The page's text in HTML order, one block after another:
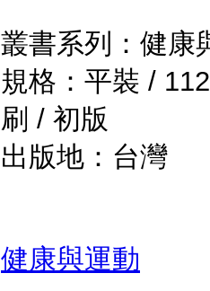
叢書系列：健康
規格：平裝 /
刷 / 初版
出版地：台灣
健康與運動